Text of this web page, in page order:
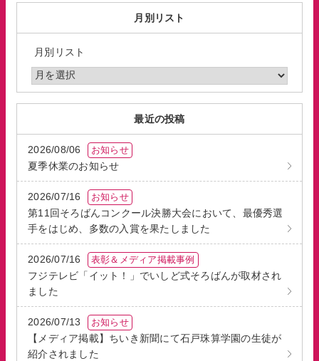
月別リスト
月別リスト
最近の投稿
2026/08/06 お知らせ
夏季休業のお知らせ
2026/07/16 お知らせ
第11回そろばんコンクール決勝大会において、最優秀選
手をはじめ、多数の入賞を果たしました
2026/07/16 表彰＆メディア掲載事例
フジテレビ「イット！」でいしど式そろばんが取材され
ました
2026/07/13 お知らせ
【メディア掲載】ちいき新聞にて石戸珠算学園の生徒が
紹介されました